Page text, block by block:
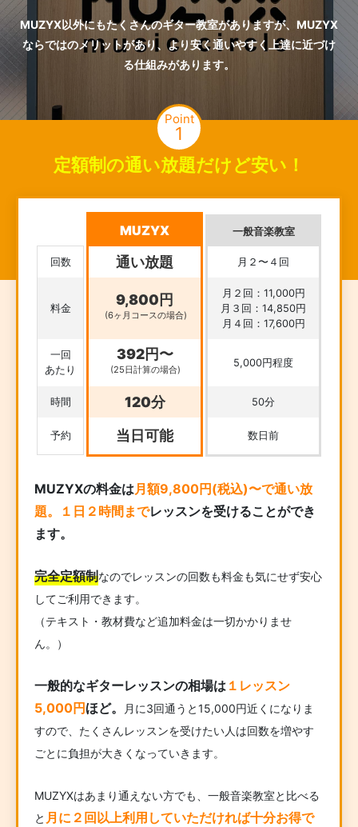
MUZYX以外にもたくさんのギター教室がありますが、MUZYX
ならではのメリットがあり、より安く通いやすく上達に近づけ
る仕組みがあります。
Point
1
定額制の通い放題だけど安い！
MUZYX 一般音楽教室
回数 通い放題 月２〜４回
料金
9,800円
(6ヶ月コースの場合)
月２回：11,000円
月３回：14,850円
月４回：17,600円
一回
あたり
392円〜
(25日計算の場合)
5,000円程度
時間 120分 50分
予約 当日可能 数日前
MUZYXの料金は 月額9,800円(税込)〜で通い放
題。１日２時間までレッスンを受けることができ
ます。
完全定額制なのでレッスンの回数も料金も気にせず安心
してご利用できます。
（テキスト・教材費など追加料金は一切かかりませ
ん。）
一般的なギターレッスンの相場は １レッスン
5,000円ほど。
月に3回通うと15,000円近くになりま
すので、たくさんレッスンを受けたい人は回数を増やす
ごとに負担が大きくなっていきます。
MUZYXはあまり通えない方でも、一般音楽教室と比べる
と 月に２回以上利用していただければ十分お得で